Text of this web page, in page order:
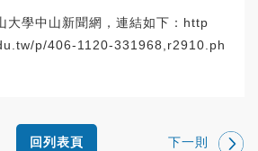
大學中山新聞網，連結如下： http
p/406-1120-331968,r2910.ph
下一則
回列表頁